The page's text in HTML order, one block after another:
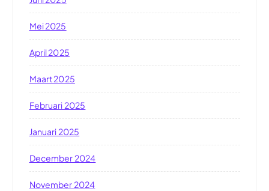
Mei 2025
April 2025
Maart 2025
Februari 2025
Januari 2025
December 2024
November 2024